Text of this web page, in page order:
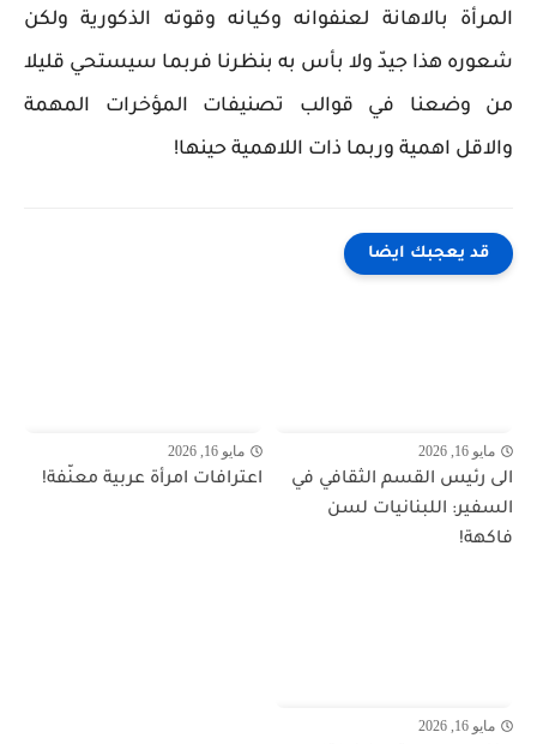
المرأة بالاهانة لعنفوانه وكيانه وقوته الذكورية ولكن
شعوره هذا جيدّ ولا بأس به بنظرنا فربما سيستحي قليلا
من وضعنا في قوالب تصنيفات المؤخرات المهمة
والاقل اهمية وربما ذات اللاهمية حينها!
قد يعجبك ايضا
مايو 16, 2026
الى رئيس القسم الثقافي في
السفير: اللبنانيات لسن
فاكهة!
مايو 16, 2026
اعترافات امرأة عربية معنّفة!
مايو 16, 2026